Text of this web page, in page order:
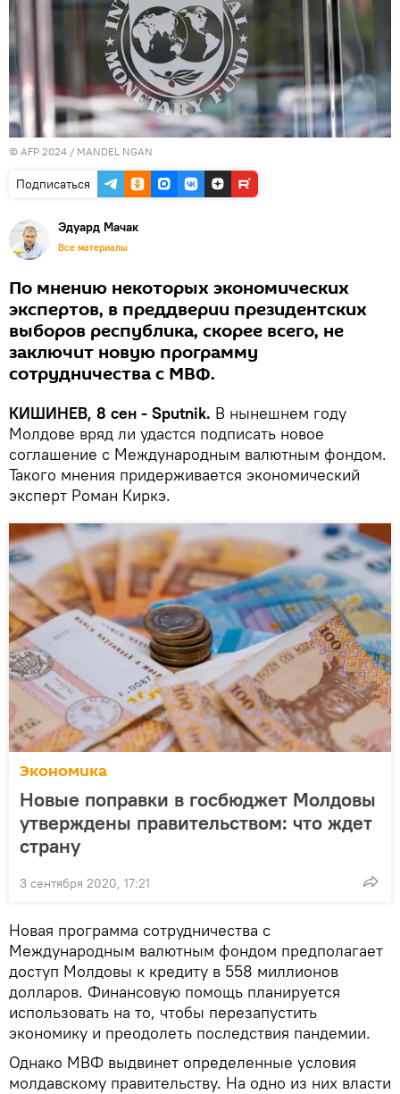
© AFP 2024 / MANDEL NGAN
Подписаться
Эдуард Мачак
Все материалы
По мнению некоторых экономических
экспертов, в преддверии президентских
выборов республика, скорее всего, не
заключит новую программу
сотрудничества с МВФ.
КИШИНЕВ, 8 сен - Sputnik. В нынешнем году
Молдове вряд ли удастся подписать новое
соглашение с Международным валютным фондом.
Такого мнения придерживается экономический
эксперт Роман Киркэ.
Экономика
Новые поправки в госбюджет Молдовы
утверждены правительством: что ждет
страну
3 сентября 2020, 17:21
Новая программа сотрудничества с
Международным валютным фондом предполагает
доступ Молдовы к кредиту в 558 миллионов
долларов. Финансовую помощь планируется
использовать на то, чтобы перезапустить
экономику и преодолеть последствия пандемии.
Однако МВФ выдвинет определенные условия
молдавскому правительству. На одно из них власти